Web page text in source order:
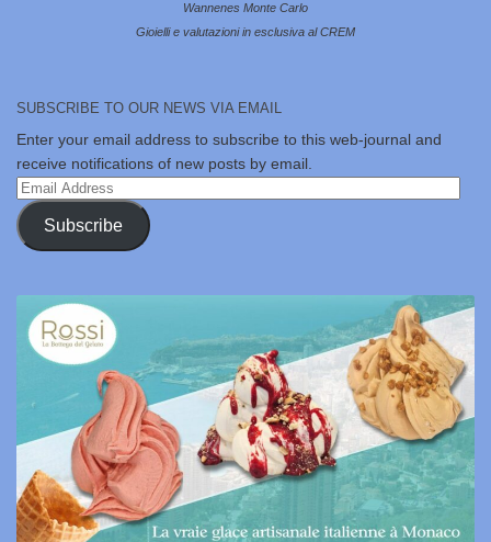
Wannenes Monte Carlo
Gioielli e valutazioni in esclusiva al CREM
SUBSCRIBE TO OUR NEWS VIA EMAIL
Enter your email address to subscribe to this web-journal and
receive notifications of new posts by email.
Email
Address
Subscribe